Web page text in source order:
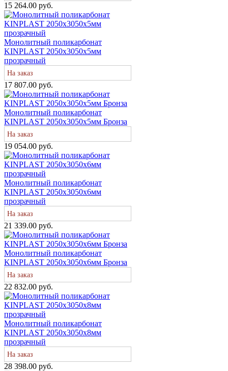
15 264.00 руб.
Монолитный поликарбонат
KINPLAST 2050х3050х5мм
прозрачный
На заказ
17 807.00 руб.
Монолитный поликарбонат
KINPLAST 2050х3050х5мм Бронза
На заказ
19 054.00 руб.
Монолитный поликарбонат
KINPLAST 2050х3050х6мм
прозрачный
На заказ
21 339.00 руб.
Монолитный поликарбонат
KINPLAST 2050х3050х6мм Бронза
На заказ
22 832.00 руб.
Монолитный поликарбонат
KINPLAST 2050х3050х8мм
прозрачный
На заказ
28 398.00 руб.